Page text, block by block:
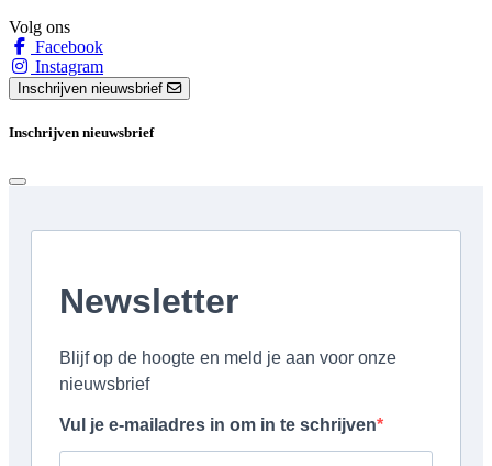
Volg ons
Facebook
Instagram
Inschrijven nieuwsbrief
Inschrijven nieuwsbrief